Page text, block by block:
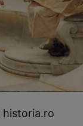
historia.ro